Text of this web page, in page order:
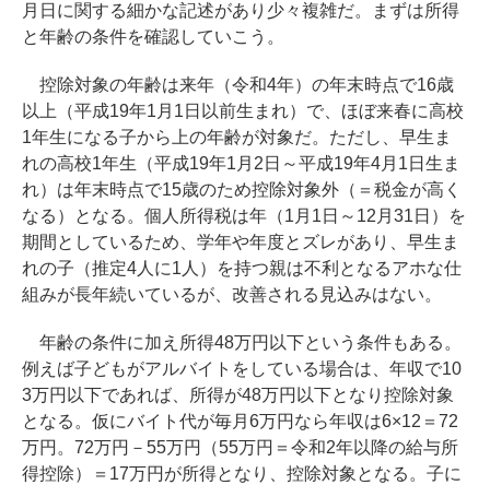
月日に関する細かな記述があり少々複雑だ。まずは所得
と年齢の条件を確認していこう。
控除対象の年齢は来年（令和4年）の年末時点で16歳
以上（平成19年1月1日以前生まれ）で、ほぼ来春に高校
1年生になる子から上の年齢が対象だ。ただし、早生ま
れの高校1年生（平成19年1月2日～平成19年4月1日生ま
れ）は年末時点で15歳のため控除対象外（＝税金が高く
なる）となる。個人所得税は年（1月1日～12月31日）を
期間としているため、学年や年度とズレがあり、早生ま
れの子（推定4人に1人）を持つ親は不利となるアホな仕
組みが長年続いているが、改善される見込みはない。
年齢の条件に加え所得48万円以下という条件もある。
例えば子どもがアルバイトをしている場合は、年収で10
3万円以下であれば、所得が48万円以下となり控除対象
となる。仮にバイト代が毎月6万円なら年収は6×12＝72
万円。72万円－55万円（55万円＝令和2年以降の給与所
得控除）＝17万円が所得となり、控除対象となる。子に